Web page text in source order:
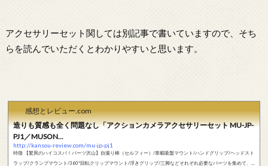
アクセサリーセット関しては別記事で書いていますので、そち
らを読んでいただくとわかりやすいと思います。
感想とレビュー.com
造りも質感も全く問題なし「アクションカメラアクセサリーセット MU-JP-
PJ1／MUSON...
http://kansou-review.com/mu-jp-pj1
特徴 【驚異のハイコスパ！パーツ沢山】自撮り棒（セルフィー）/車載吸盤マウント/ハンドグリップ/ヘッドスト
ラップ/クランプマウント/360°回転クリップマウント/浮きグリップ/三脚などそれぞれ必要なパーツを集めて、